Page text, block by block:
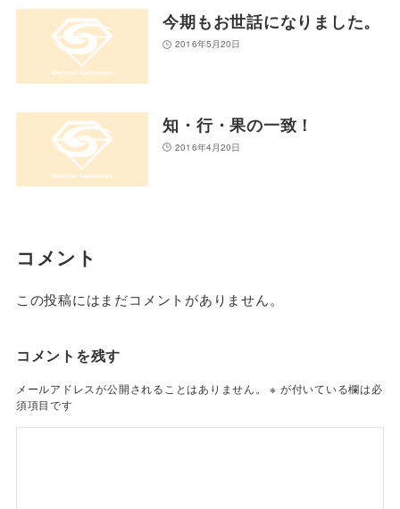
今期もお世話になりました。
2016年5月20日
知・行・果の一致！
2016年4月20日
コメント
この投稿にはまだコメントがありません。
コメントを残す
メールアドレスが公開されることはありません。 ※ が付いている欄は必
須項目です